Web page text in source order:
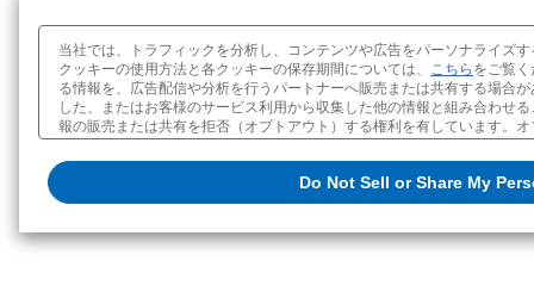
当社では、トラフィックを分析し、コンテンツや広告をパーソナライズ
クッキーの使用方法と各クッキーの保存期間については、 こちら をご覧
る情報を、広告配信や分析を行うパートナーへ販売または共有する場合
した、またはお客様のサービス利用から収集した他の情報と組み合わせ
報の販売または共有を拒否（オプトアウト）する権利を有しています。
販売または共有の設定を変更する
Do Not Sell or Share My